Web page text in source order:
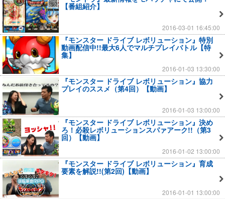
【番組紹介】
2016-03-01 16:45:00
『モンスター ドライブ レボリューション』特別
動画配信中!!最大6人でマルチプレイバトル【特
集】
2016-01-03 13:30:00
『モンスター ドライブ レボリューション』協力
プレイのススメ（第4回）【動画】
2016-01-03 13:00:00
『モンスター ドライブ レボリューション』決め
ろ！必殺レボリューションスパァアーク!!（第3
回）【動画】
2016-01-02 13:00:00
『モンスター ドライブ レボリューション』育成
要素を解説!!(第2回)【動画】
2016-01-01 13:00:00